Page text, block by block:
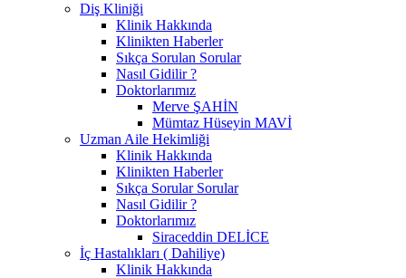
Diş Kliniği
Klinik Hakkında
Klinikten Haberler
Sıkça Sorulan Sorular
Nasıl Gidilir ?
Doktorlarımız
Merve ŞAHİN
Mümtaz Hüseyin MAVİ
Uzman Aile Hekimliği
Klinik Hakkında
Klinikten Haberler
Sıkça Sorular Sorular
Nasıl Gidilir ?
Doktorlarımız
Siraceddin DELİCE
İç Hastalıkları ( Dahiliye)
Klinik Hakkında